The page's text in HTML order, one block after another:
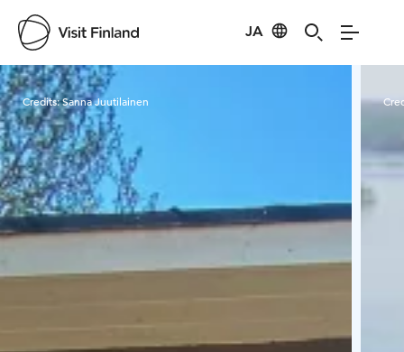
JA
Visit Finland
Credits:Sanna Juutilainen